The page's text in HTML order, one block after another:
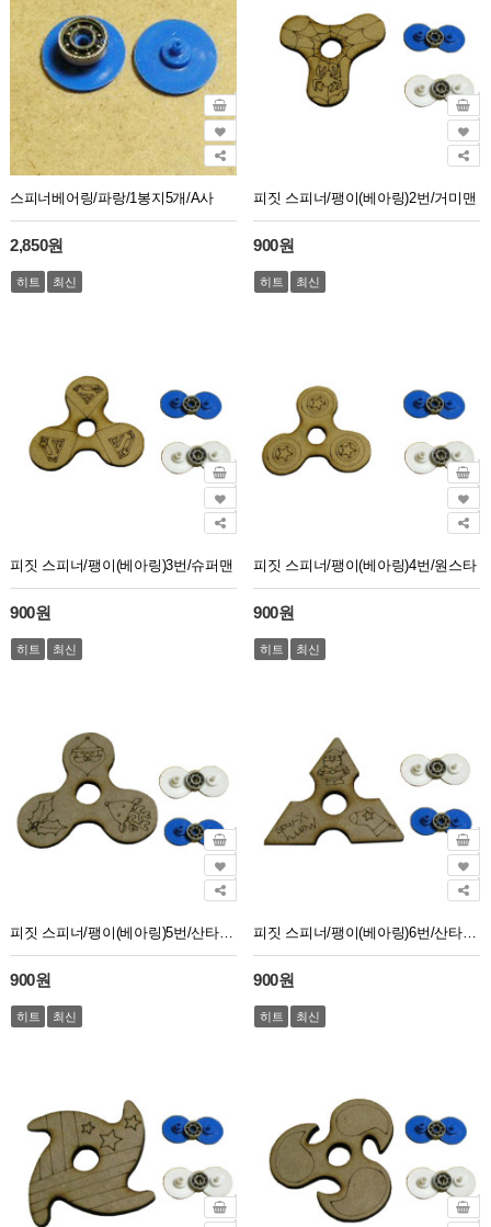
스피너베어링/파랑/1봉지5개/A사
2,850원
히트 최신
피짓 스피너/팽이(베아링)2번/거미맨
900원
히트 최신
피짓 스피너/팽이(베아링)3번/슈퍼맨
900원
히트 최신
피짓 스피너/팽이(베아링)4번/원스타
900원
히트 최신
피짓 스피너/팽이(베아링)5번/산타루돌프
900원
히트 최신
피짓 스피너/팽이(베아링)6번/산타양말
900원
히트 최신